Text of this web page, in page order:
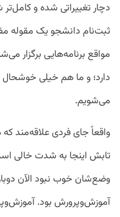
دچار تغییراتی شده و
ثبت‌نام دانشجو یک مقوله
مواقع برنامه‌هایی برگزار
دارد؛ و ما هم خیلی
می‌شویم.
واقعاً جای فردی علاقه‌مند
تابش اینجا به شدت خالی
وضع‌شان خوب نبود الآن
آموزش‌وپرورش بود.